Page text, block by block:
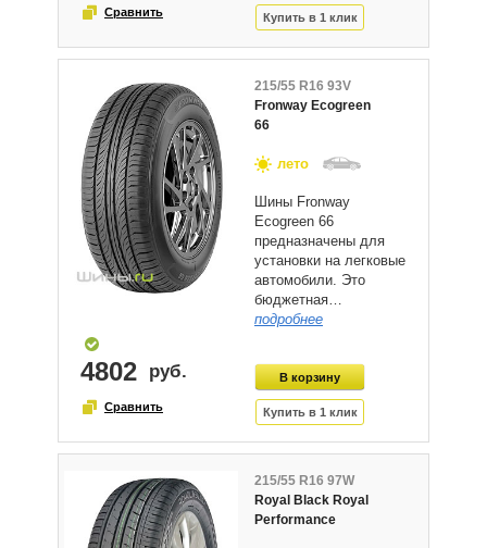
215/55 R16 93V
Fronway Ecogreen
66
лето
Шины Fronway
Ecogreen 66
предназначены для
установки на легковые
автомобили. Это
бюджетная…
подробнее
4802
215/55 R16 97W
Royal Black Royal
Performance